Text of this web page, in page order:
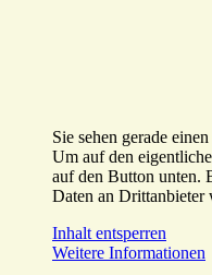
Sie sehen gerade
Um auf den
auf den Button unten.
Daten an Drittanbieter
Inhalt entsperren
Weitere Informationen